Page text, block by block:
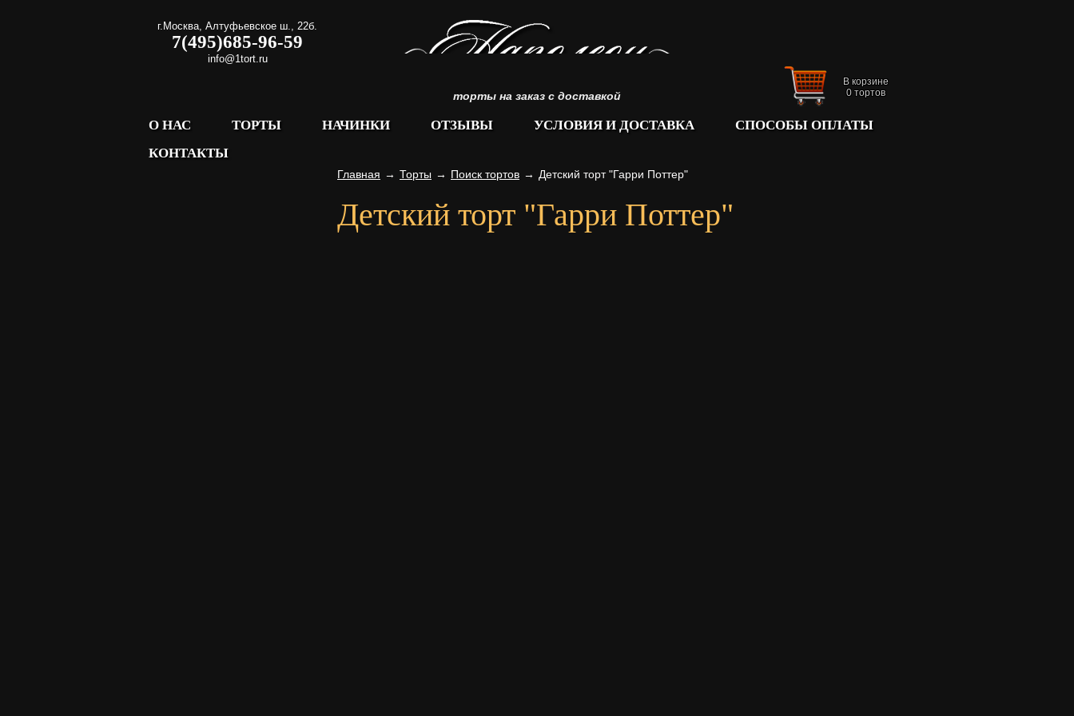
г.Москва, Алтуфьевское ш., 22б.
7(495)685-96-59
info@1tort.ru
торты на заказ с доставкой
В корзине
0 тортов
О НАС ТОРТЫ НАЧИНКИ ОТЗЫВЫ УСЛОВИЯ И ДОСТАВКА
СПОСОБЫ ОПЛАТЫ
КОНТАКТЫ
Главная → Торты → Поиск тортов → Детский торт "Гарри Поттер"
Детский торт "Гарри Поттер"